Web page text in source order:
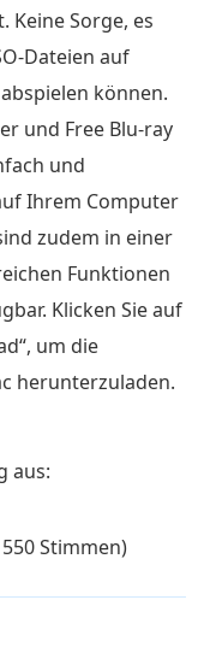
Keine Sorge, es
Dateien auf
können.
und Free Blu-ray
und
Ihrem Computer
zudem in einer
Funktionen
Klicken Sie auf
um die
herunterzuladen.
aus:
Stimmen)